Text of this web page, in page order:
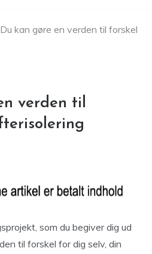
Du kan gøre en verden til forskel
verden til
som du begiver dig ud
til forskel for dig selv, din